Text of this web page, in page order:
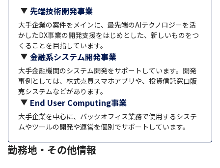
先端技術開発事業
大手企業の案件をメインに、最先端のAIテクノロジーを活
かしたDX事業の開発支援をはじめとした、新しいものをつ
くることを目指しています。
金融系システム開発事業
大手金融機関のシステム開発をサポートしています。開発
事例としては、株式売買スマホアプリや、投資信託窓口販
売システムなどがあります。
End User Computing事業
大手企業を中心に、バックオフィス業務で使用するシステ
ムやツールの開発や運営を個別でサポートしています。
勤務地・その他情報